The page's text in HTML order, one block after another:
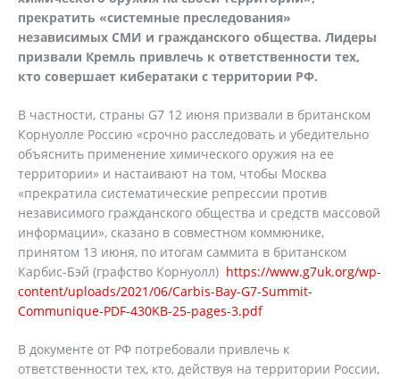
прекратить «системные преследования»
независимых СМИ и гражданского общества. Лидеры
призвали Кремль привлечь к ответственности тех,
кто совершает кибератаки с территории РФ.
В частности, страны G7 12 июня призвали в британском
Корнуолле Россию «срочно расследовать и убедительно
объяснить применение химического оружия на ее
территории» и настаивают на том, чтобы Москва
«прекратила систематические репрессии против
независимого гражданского общества и средств массовой
информации», сказано в совместном коммюнике,
принятом 13 июня, по итогам саммита в британском
Карбис-Бэй (графство Корнуолл) https://www.g7uk.org/wp-
content/uploads/2021/06/Carbis-Bay-G7-Summit-
Communique-PDF-430KB-25-pages-3.pdf
В документе от РФ потребовали привлечь к
ответственности тех, кто, действуя на территории России,